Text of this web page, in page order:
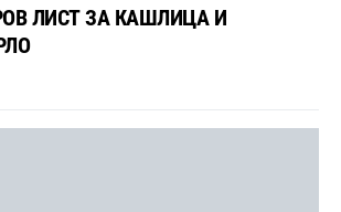
ЛИСТ ЗА КАШЛИЦА И